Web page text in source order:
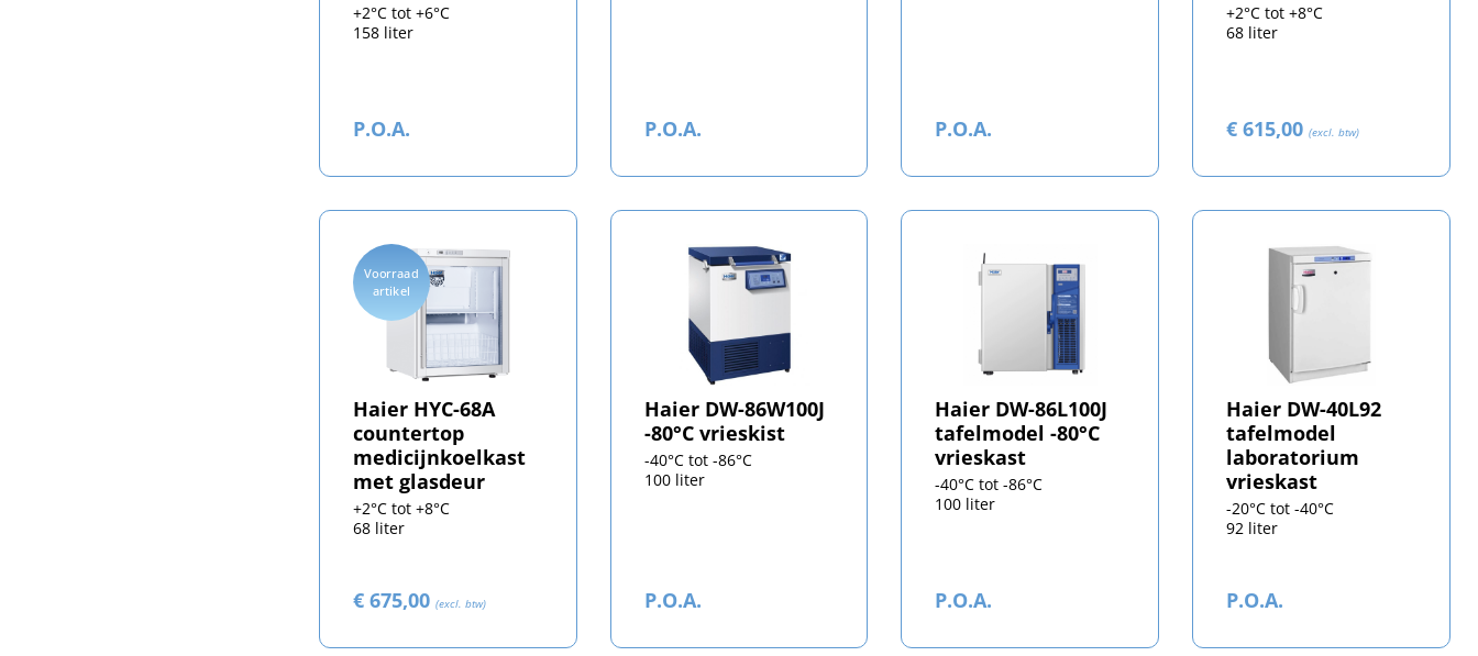
+2°C tot +6°C
158 liter
P.O.A. P.O.A. P.O.A.
+2°C tot +8°C
68 liter
€ 615,00(excl. btw)
Voorraad
artikel
Haier HYC-68A
countertop
medicijnkoelkast
met glasdeur
+2°C tot +8°C
68 liter
€ 675,00 (excl. btw)
Haier DW-86W100J
-80°C vrieskist
-40°C tot -86°C
100 liter
P.O.A.
Haier DW-86L100J
tafelmodel -80°C
vrieskast
-40°C tot -86°C
100 liter
P.O.A.
Haier DW-40L92
tafelmodel
laboratorium
vrieskast
-20°C tot -40°C
92 liter
P.O.A.